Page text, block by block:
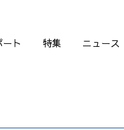
ト 特集 ニュース